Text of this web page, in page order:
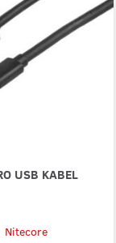
USB KABEL
Nitecore